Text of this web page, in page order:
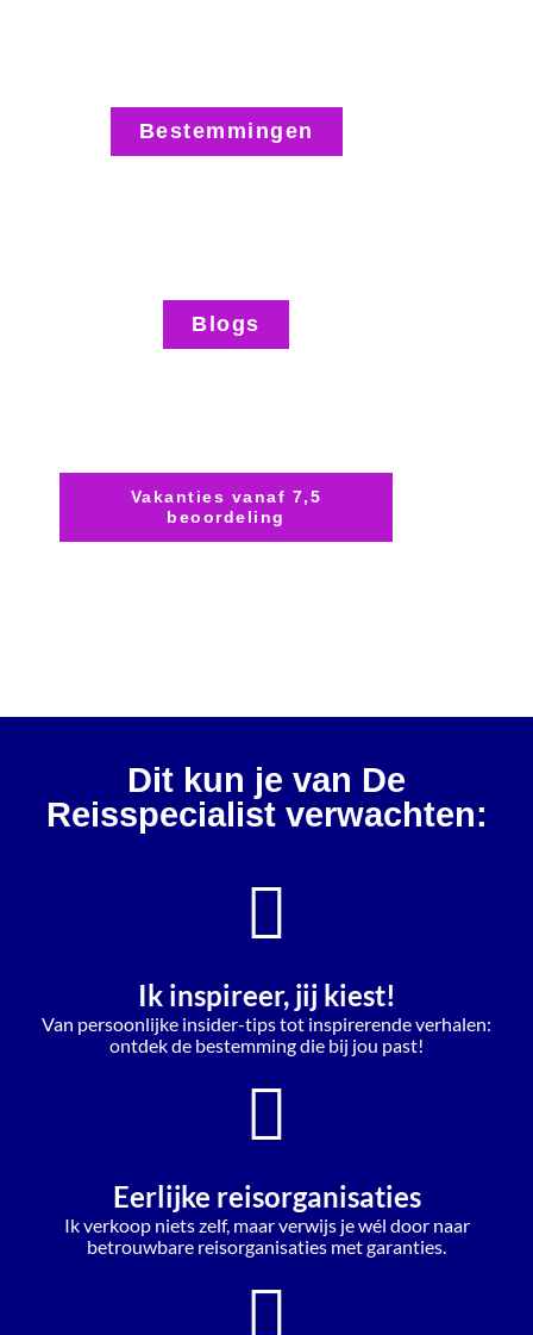
Bestemmingen
Blogs
Vakanties vanaf 7,5
beoordeling
Dit kun je van De
Reisspecialist verwachten:
Ik inspireer, jij kiest!
Van persoonlijke insider-tips tot inspirerende verhalen:
ontdek de bestemming die bij jou past!
Eerlijke reisorganisaties
Ik verkoop niets zelf, maar verwijs je wél door naar
betrouwbare reisorganisaties met garanties.